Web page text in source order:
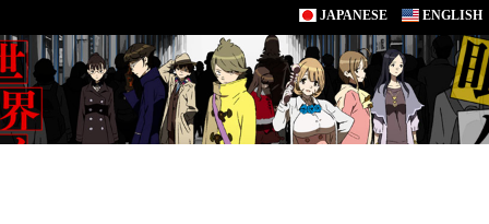
JAPANESE ENGLISH